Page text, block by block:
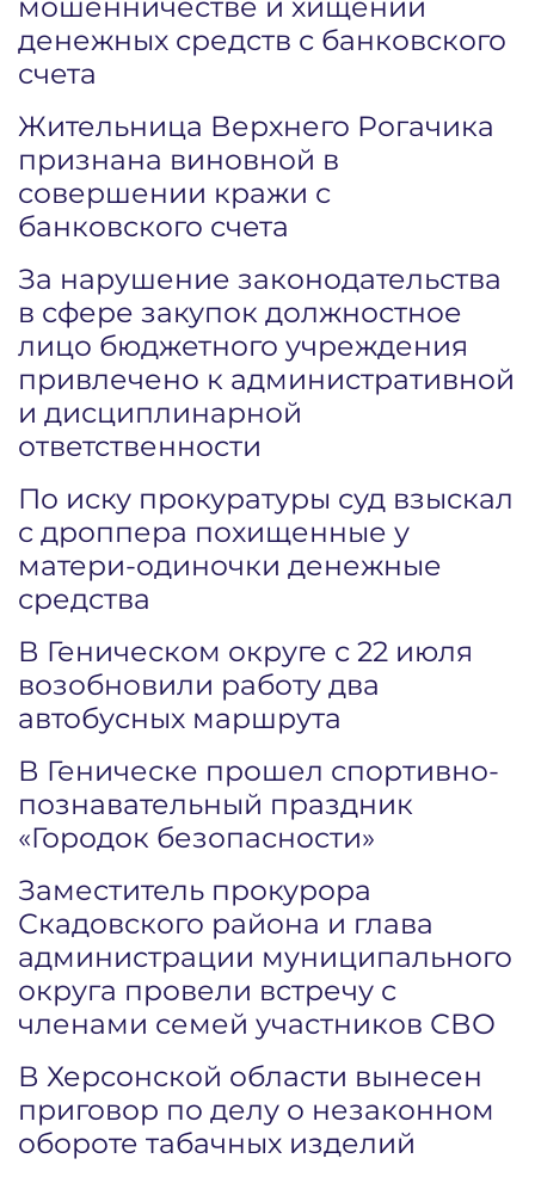
денежных средств с банковского
счета
Жительница Верхнего Рогачика
признана виновной в
совершении кражи с
банковского счета
За нарушение законодательства
в сфере закупок должностное
лицо бюджетного учреждения
привлечено к административной
и дисциплинарной
ответственности
По иску прокуратуры суд взыскал
с дроппера похищенные у
матери-одиночки денежные
средства
В Геническом округе с 22 июля
возобновили работу два
автобусных маршрута
В Геническе прошел спортивно-
познавательный праздник
«Городок безопасности»
Заместитель прокурора
Скадовского района и глава
администрации муниципального
округа провели встречу с
членами семей участников СВО
В Херсонской области вынесен
приговор по делу о незаконном
обороте табачных изделий